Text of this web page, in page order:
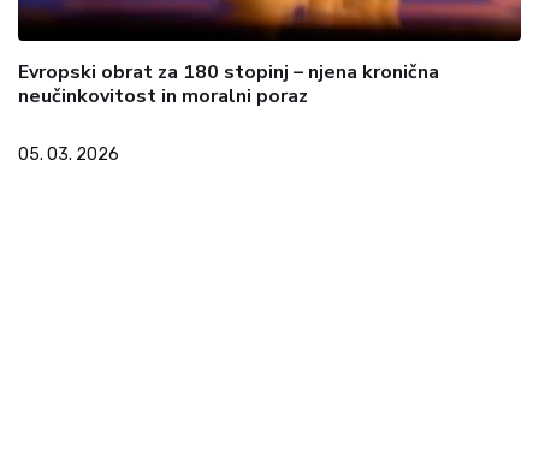
Evropski obrat za 180 stopinj – njena kronična
neučinkovitost in moralni poraz
05. 03. 2026